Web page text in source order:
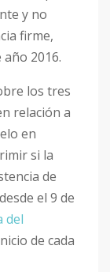
y no
firme,
2016.
los tres
relación a
en
si la
de
el 9 de
del
de cada